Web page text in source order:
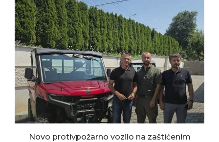
Novo protivpožarno vozilo na zaštićenim